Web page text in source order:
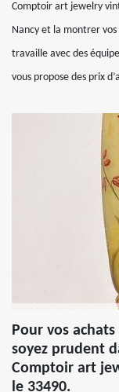
Comptoir art jewelry
Nancy et la montrer
travaille avec des
vous propose des prix
Pour vos
soyez prudent
Comptoir art
le 33490.